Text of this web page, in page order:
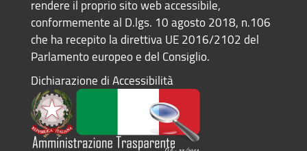
rendere il proprio sito web accessibile,
conformemente al D.lgs. 10 agosto 2018, n.106
che ha recepito la direttiva UE 2016/2102 del
Parlamento europeo e del Consiglio.
Dichiarazione di Accessibilità